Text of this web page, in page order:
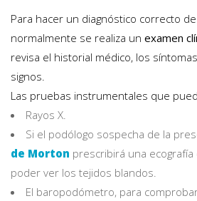
Para hacer un diagnóstico correcto
normalmente se realiza un examen
revisa el historial médico, los
signos.
Las pruebas instrumentales que
Rayos X.
Si el podólogo sospecha de la
de Morton prescribirá una
poder ver los tejidos blandos.
El baropodómetro, para